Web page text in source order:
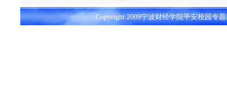
Copyright 2009宁波财经学院平安校园专